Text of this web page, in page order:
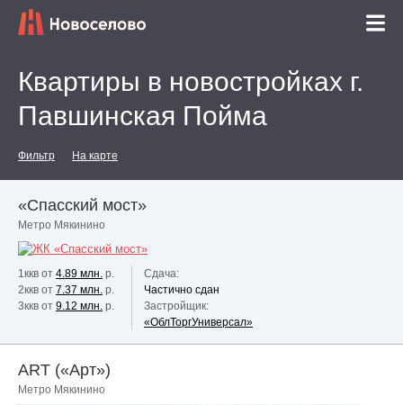
Квартиры в новостройках г.
Павшинская Пойма
Фильтр На карте
«Спасский мост»
Метро Мякинино
1ккв от 4.89 млн. р.
2ккв от 7.37 млн. р.
3ккв от 9.12 млн. р.
Сдача:
Частично сдан
Застройщик:
«ОблТоргУниверсал»
ART («Арт»)
Метро Мякинино